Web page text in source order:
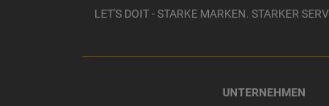
LET'S DOIT - STARKE MARKEN. STARKER
UNTERNEHMEN